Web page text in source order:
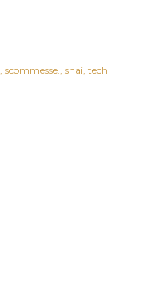
scommesse. snai tech